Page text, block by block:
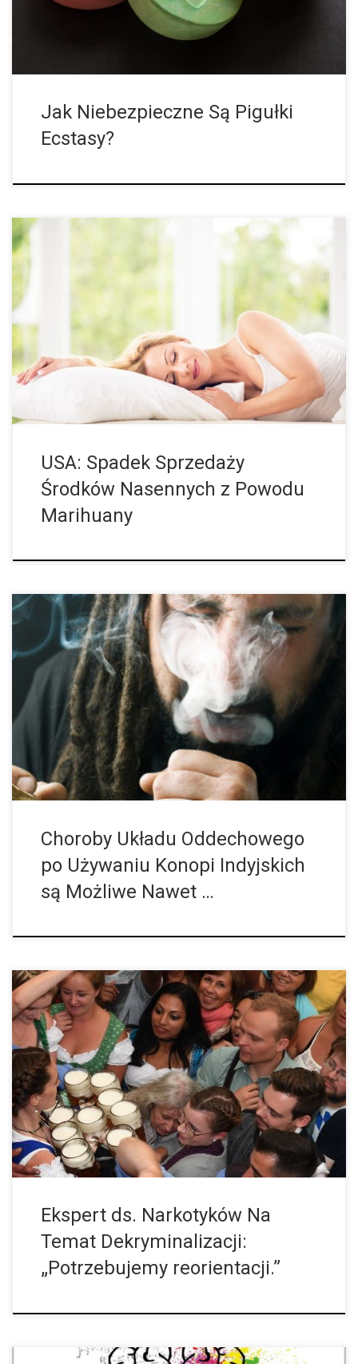
Jak Niebezpieczne Są Pigułki
Ecstasy?
Badacze w amerykańskim stanie Kolorado przeprowadzili
właśnie badania i odkryli, że zmniejszyło się zapotrzebowanie na
pigułki nasenne bez recepty, odkąd marihuana została
zalegalizowana. Naukowcy nie są zgodni i jednogłośni co […]
USA: Spadek Sprzedaży
Środków Nasennych z Powodu
Marihuany
W badaniu przeprowadzonym w USA zbadano częstość
występowania trzech chorób płuc i udowodniono, że przewlekłe
palenie marihuany jest czynnikiem ryzyka. Joint obciąża płuca w
takim samym stopniu jak 2,5 do […]
Choroby Układu Oddechowego
po Używaniu Konopi Indyjskich
są Możliwe Nawet …
Dirk Schäffer jest konsultantem ds. narkotyków w Deutsche
Aidshilfe, czyli niemieckiej pomocy dla osób chorych na AIDS.
Krytykuje on fakt, że konsumenci marihuany są karani i
napiętnowani. Według Światowego Raportu […]
Ekspert ds. Narkotyków Na
Temat Dekryminalizacji:
„Potrzebujemy reorientacji.”